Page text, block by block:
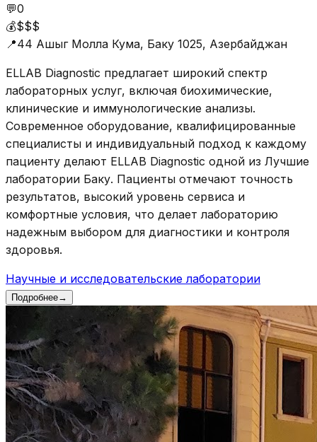
💬0
💰$$$
📍44 Ашыг Молла Кума, Баку 1025, Азербайджан
ELLAB Diagnostic предлагает широкий спектр
лабораторных услуг, включая биохимические,
клинические и иммунологические анализы.
Современное оборудование, квалифицированные
специалисты и индивидуальный подход к каждому
пациенту делают ELLAB Diagnostic одной из Лучшие
лаборатории Баку. Пациенты отмечают точность
результатов, высокий уровень сервиса и
комфортные условия, что делает лабораторию
надежным выбором для диагностики и контроля
здоровья.
Научные и исследовательские лаборатории
Подробнее→